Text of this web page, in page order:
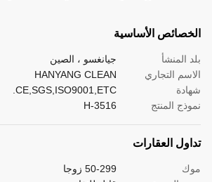
الأساسية
المنشأ
جيانغسو ، الصين
التجاري
HANYANG CLEAN
CE,SGS,ISO9001,ETC.
المنتج
H-3516
العقارات
50-299 زوجا